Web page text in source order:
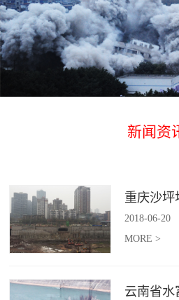
新闻资
2018-06-20
MORE >